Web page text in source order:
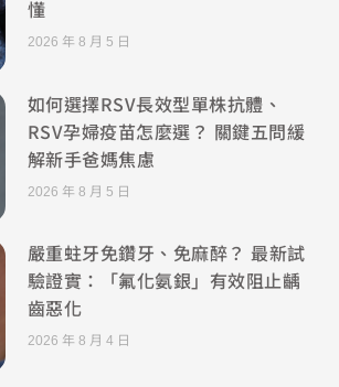
懂
2026 年 8 月 5 日
如何選擇RSV長效型單株抗體、
RSV孕婦疫苗怎麼選？ 關鍵五問緩
解新手爸媽焦慮
2026 年 8 月 5 日
嚴重蛀牙免鑽牙、免麻醉？ 最新試
驗證實：「氟化氨銀」有效阻止齲
齒惡化
2026 年 8 月 4 日